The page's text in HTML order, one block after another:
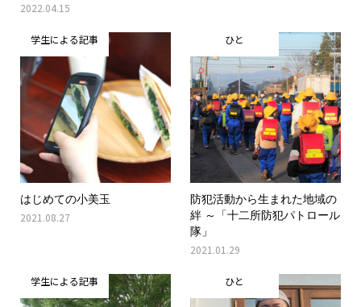
2022.04.15
学生による記事
はじめての小美玉
2021.08.27
ひと
防犯活動から生まれた地域の
絆 ～「十二所防犯パトロール
隊」
2021.01.29
学生による記事 ひと